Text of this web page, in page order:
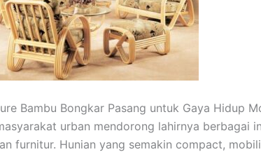
Bambu Bongkar Pasang untuk Gaya Hidup
urban mendorong lahirnya berbagai
furnitur. Hunian yang semakin compact,